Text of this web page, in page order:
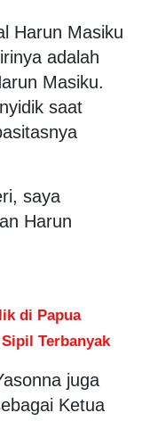
Harun Masiku
adalah
Masiku.
saat
saya
Harun
di Papua
Terbanyak
juga
Ketua